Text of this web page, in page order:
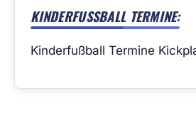
KINDERFUSSBALL TERMINE:
Kinderfußball Termine